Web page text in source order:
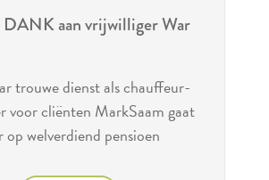
aan vrijwilliger War
trouwe dienst als chauffeur-
voor cliënten MarkSaam gaat
op welverdiend pensioen